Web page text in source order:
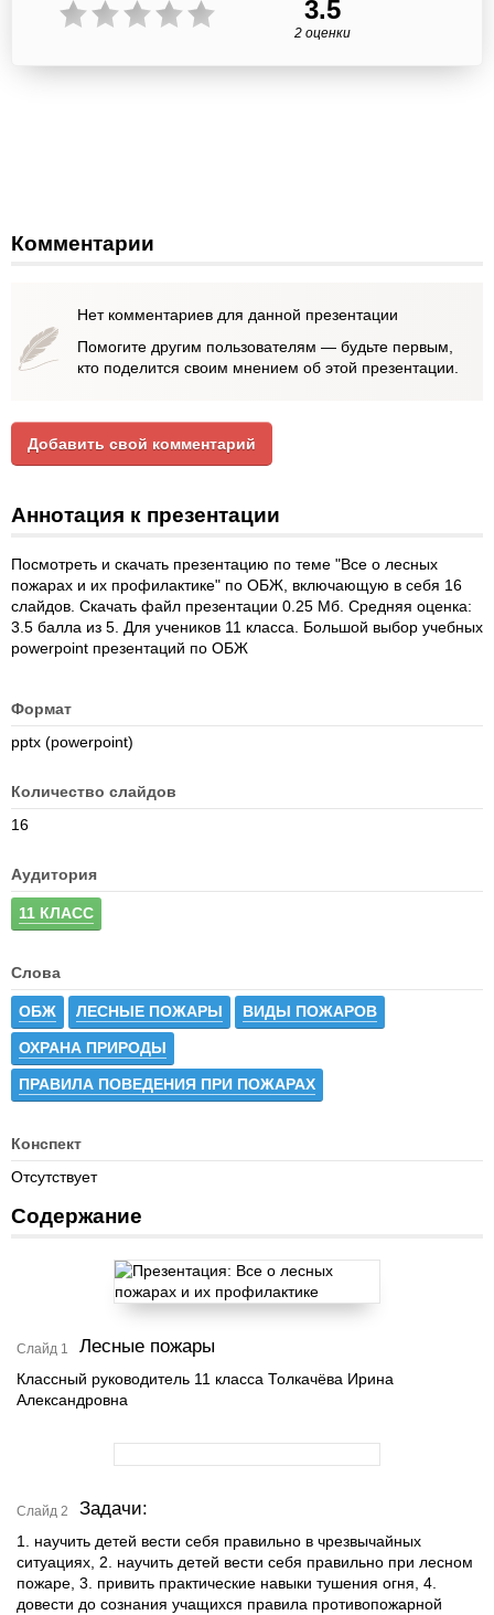
3.5
2 оценки
Комментарии
Нет комментариев для данной презентации
Помогите другим пользователям — будьте первым,
кто поделится своим мнением об этой презентации.
Добавить свой комментарий
Аннотация к презентации
Посмотреть и скачать презентацию по теме "Все о лесных
пожарах и их профилактике" по ОБЖ, включающую в себя 16
слайдов. Скачать файл презентации 0.25 Мб. Средняя оценка:
3.5 балла из 5. Для учеников 11 класса. Большой выбор учебных
powerpoint презентаций по ОБЖ
Формат
pptx (powerpoint)
Количество слайдов
16
Аудитория
11 КЛАСС
Слова
ОБЖ ЛЕСНЫЕ ПОЖАРЫ ВИДЫ ПОЖАРОВ
ОХРАНА ПРИРОДЫ
ПРАВИЛА ПОВЕДЕНИЯ ПРИ ПОЖАРАХ
Конспект
Отсутствует
Содержание
Слайд 1 Лесные пожары
Классный руководитель 11 класса Толкачёва Ирина
Александровна
Слайд 2 Задачи:
1. научить детей вести себя правильно в чрезвычайных
ситуациях, 2. научить детей вести себя правильно при лесном
пожаре, 3. привить практические навыки тушения огня, 4.
довести до сознания учащихся правила противопожарной